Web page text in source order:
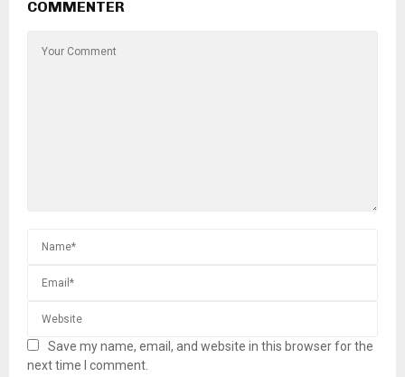
COMMENTER
Save my name, email, and website in this browser for the
next time I comment.